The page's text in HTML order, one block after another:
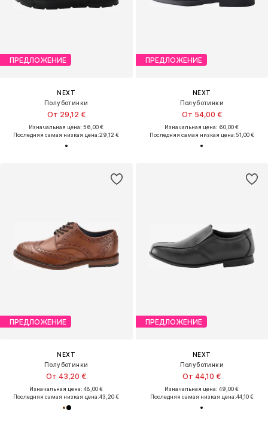
ПРЕДЛОЖЕНИЕ
NEXT
Полуботинки
От 29,12 €
Изначальная цена: 56,00 €
Последняя самая низкая цена:29,12 €
ПРЕДЛОЖЕНИЕ
NEXT
Полуботинки
От 54,00 €
Изначальная цена: 60,00 €
Последняя самая низкая цена:51,00 €
ПРЕДЛОЖЕНИЕ
NEXT
Полуботинки
От 43,20 €
Изначальная цена: 48,00 €
Последняя самая низкая цена:43,20 €
ПРЕДЛОЖЕНИЕ
NEXT
Полуботинки
От 44,10 €
Изначальная цена: 49,00 €
Последняя самая низкая цена:44,10 €